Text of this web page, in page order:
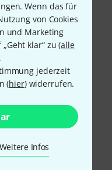
Wenn das für
von Cookies
und Marketing
klar“ zu (alle
jederzeit
(hier) widerrufen.
Weitere Infos
per Nachnahme,
Sofort bezahlen